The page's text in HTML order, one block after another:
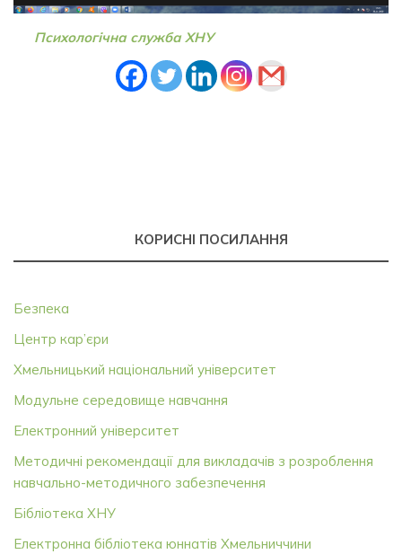
Психологічна служба ХНУ
КОРИСНІ ПОСИЛАННЯ
Безпека
Центр кар’єри
Хмельницький національний університет
Модульне середовище навчання
Електронний університет
Методичні рекомендації для викладачів з розроблення
навчально-методичного забезпечення
Бібліотека ХНУ
Електронна бібліотека юннатів Хмельниччини